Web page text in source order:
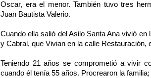
Oscar, era el menor. También tuvo tres
Juan Bautista Valerio.
Cuando ella salió del Asilo Santa Ana vivió
y Cabral, que Vivian en la calle Restauración,
Teniendo 21 años se comprometió a vivir
cuando él tenía 55 años. Procrearon la